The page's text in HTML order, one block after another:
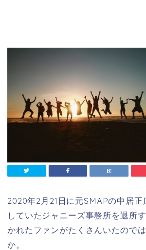
2020年2月21日に元SMAPの中居正
していたジャニーズ事務所を退所
かれたファンがたくさんいたので
か。